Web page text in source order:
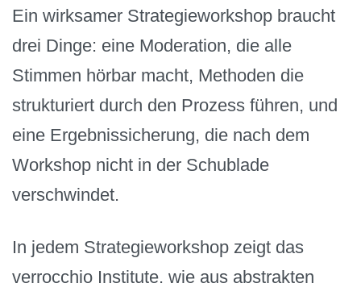
Ein wirksamer Strategieworkshop braucht
drei Dinge: eine Moderation, die alle
Stimmen hörbar macht, Methoden die
strukturiert durch den Prozess führen, und
eine Ergebnissicherung, die nach dem
Workshop nicht in der Schublade
verschwindet.
In jedem Strategieworkshop zeigt das
verrocchio Institute, wie aus abstrakten